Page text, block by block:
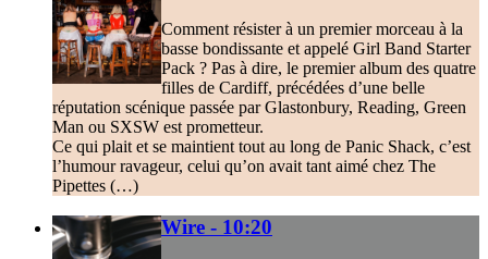
Comment résister à un premier morceau à la
basse bondissante et appelé Girl Band Starter
Pack ? Pas à dire, le premier album des quatre
filles de Cardiff, précédées d’une belle
réputation scénique passée par Glastonbury, Reading, Green
Man ou SXSW est prometteur.
Ce qui plait et se maintient tout au long de Panic Shack, c’est
l’humour ravageur, celui qu’on avait tant aimé chez The
Pipettes (…)
Wire - 10:20